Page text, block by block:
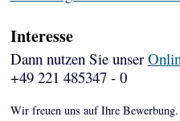
Interesse
Dann nutzen Sie unser
+49 221 485347 - 0
Wir freuen uns auf Ihre Bewerbung.